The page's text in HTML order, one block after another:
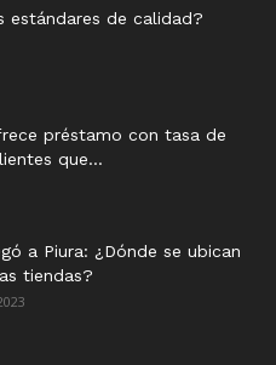
estándares de calidad?
préstamo con tasa de
que...
a Piura: ¿Dónde se ubican
tiendas?